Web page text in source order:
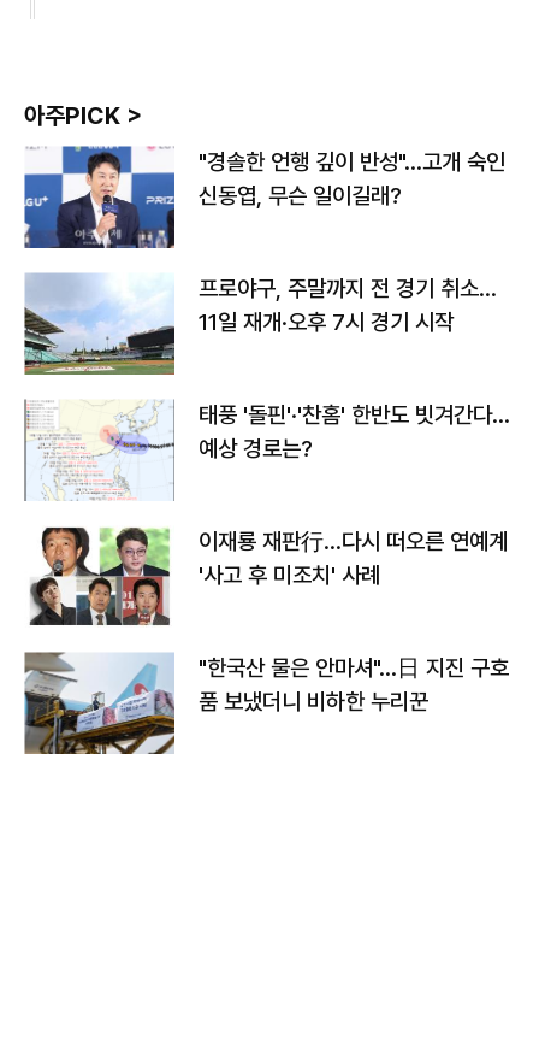
아주PICK >
"경솔한 언행 깊이 반성"…고개 숙인
신동엽, 무슨 일이길래?
프로야구, 주말까지 전 경기 취소…
11일 재개·오후 7시 경기 시작
태풍 '돌핀'·'찬홈' 한반도 빗겨간다…
예상 경로는?
이재룡 재판行…다시 떠오른 연예계
'사고 후 미조치' 사례
"한국산 물은 안마셔"…日 지진 구호
품 보냈더니 비하한 누리꾼